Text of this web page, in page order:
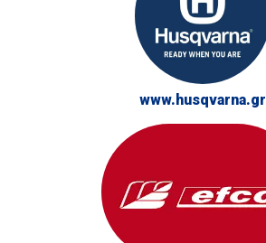
www.husqvarna.gr